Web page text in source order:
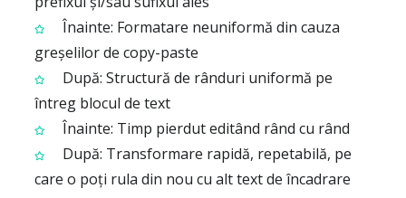
Înainte: Formatare neuniformă din cauza
greșelilor de copy-paste
După: Structură de rânduri uniformă pe
întreg blocul de text
Înainte: Timp pierdut editând rând cu rând
După: Transformare rapidă, repetabilă, pe
care o poți rula din nou cu alt text de încadrare